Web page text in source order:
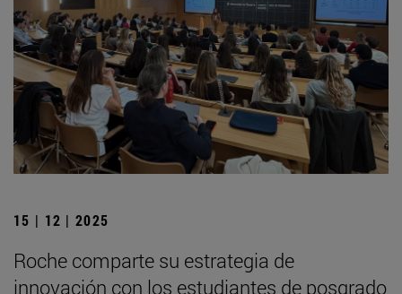
15 | 12 | 2025
Roche comparte su estrategia de
innovación con los estudiantes de posgrado